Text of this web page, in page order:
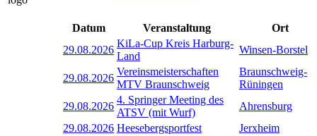
Datum Veranstaltung
Ort
29.08.2026
KiLa-Cup Kreis Harburg-
Land
Winsen-Borstel
29.08.2026
Vereinsmeisterschaften
MTV Braunschweig
Braunschweig-
Rüningen
29.08.2026
4. Springer Meeting des
ATSV (mit Wurf)
Ahrensburg
29.08.2026 Heesebergsportfest
Jerxheim